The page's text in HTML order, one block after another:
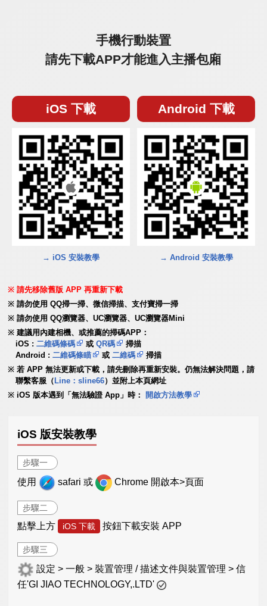
手機行動裝置
請先下載APP才能進入主播包廂
iOS 下載
→ iOS 安裝教學
Android 下載
→ Android 安裝教學
請先移除舊版 APP 再重新下載
請勿使用 QQ掃一掃、微信掃描、支付寶掃一掃
請勿使用 QQ瀏覽器、UC瀏覽器、UC瀏覽器Mini
建議用內建相機、或推薦的掃碼APP：
iOS :二維碼條碼 或QR碼
掃描
Android :二維碼條瞄 或二維碼
掃描
若 APP 無法更新或下載，請先刪除再重新安裝。仍無法解決問題，請
聯繫客服（ Line：sline66）並附上本頁網址
iOS 版本遇到「無法驗證 App」時：
開啟方法教學
iOS 版安裝教學
步驟一
使用 safari 或 Chrome 開啟本>頁面
步驟二
點擊上方 iOS 下載 按鈕下載安裝 APP
步驟三
設定 > 一般 > 裝置管理 / 描述文件與裝置管理 > 信
任'GI JIAO TECHNOLOGY,.LTD'